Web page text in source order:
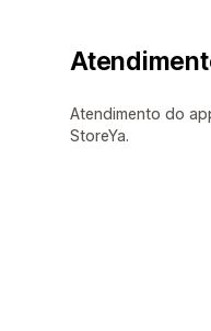
Atendimento do
StoreYa.